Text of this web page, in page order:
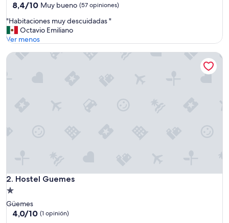
3.0
8.4
10,
Muy
bueno,
(57
8,4/10 Muy bueno (57 opiniones)
"
H
a
i
e
c
u
"Habitaciones muy descuidadas "
Octavio Emiliano
Ver menos
2. Hostel Guemes
Hostel Guemes
Propiedad
de
1.0
Güemes
4.0
4,0/10 (1 opinión)
Hostel Guemes